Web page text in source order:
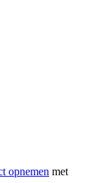
opnemen met